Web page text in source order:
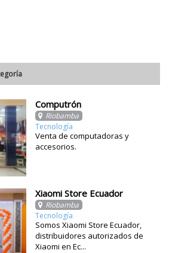
Computrón
Riobamba
Tecnología
Venta de computadoras y
accesorios.
Xiaomi Store Ecuador
Riobamba
Tecnología
Somos Xiaomi Store Ecuador,
distribuidores autorizados de
Xiaomi en Ec...